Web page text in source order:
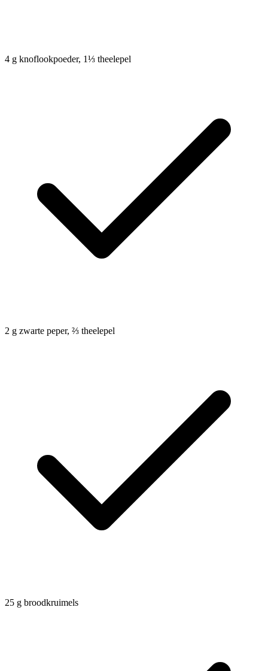
4 g knoflookpoeder, 1⅓ theelepel
2 g zwarte peper, ⅔ theelepel
25 g broodkruimels